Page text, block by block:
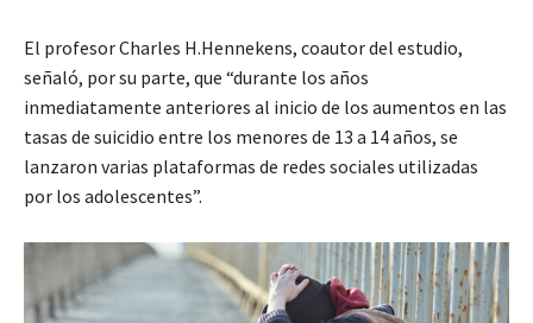
El profesor Charles H.Hennekens, coautor del estudio,
señaló, por su parte, que “durante los años
inmediatamente anteriores al inicio de los aumentos en las
tasas de suicidio entre los menores de 13 a 14 años, se
lanzaron varias plataformas de redes sociales utilizadas
por los adolescentes”.